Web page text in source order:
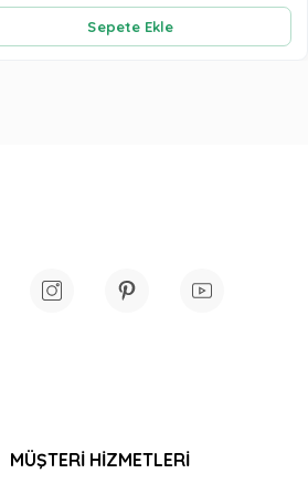
Sepete Ekle
MÜŞTERİ HİZMETLERİ